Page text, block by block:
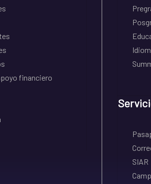
financiero
SIAR